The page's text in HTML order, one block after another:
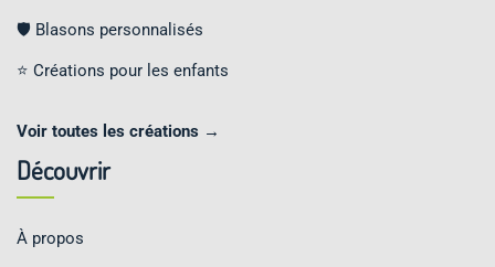
🛡️ Blasons personnalisés
⭐ Créations pour les enfants
Voir toutes les créations →
Découvrir
À propos